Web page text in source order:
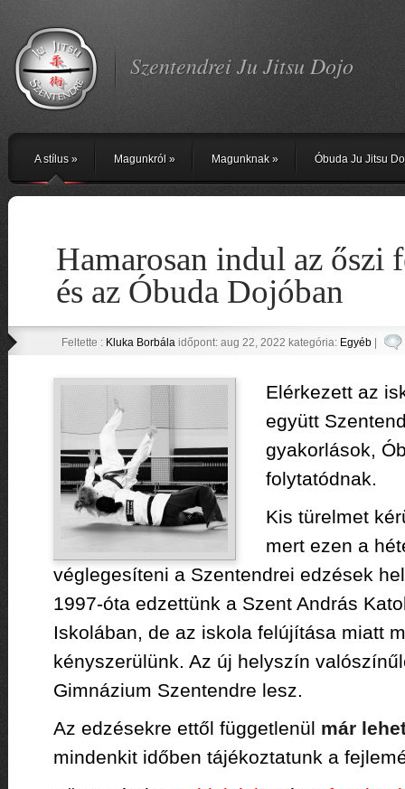
Szentendrei Ju Jitsu Dojo
A stílus» Magunkról » Magunknak» Óbuda Ju Jitsu
Hamarosan indul az őszi
és az Óbuda Dojóban
Feltette : Kluka Borbálaidőpont: aug 22, 2022 kategória: Egyéb|
Elérkezett az
együtt
gyakorlások,
folytatódnak.
Kis türelmet
mert ezen a
véglegesíteni a Szentendrei edzések
1997-óta edzettünk a Szent András
Iskolában, de az iskola felújítása miatt
kényszerülünk. Az új helyszín
Gimnázium Szentendre lesz.
Az edzésekre ettől függetlenül már
mindenkit időben tájékoztatunk a